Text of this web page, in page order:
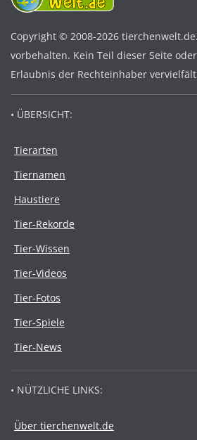
Copyright © 2008-2026
vorbehalten. Kein Teil dieser Seite
Erlaubnis der Rechteinhaber
• ÜBERSICHT:
Tierarten
Tiernamen
Haustiere
Tier-Rekorde
Tier-Wissen
Tier-Videos
Tier-Fotos
Tier-Spiele
Tier-News
• NÜTZLICHE LINKS:
Über tierchenwelt.de